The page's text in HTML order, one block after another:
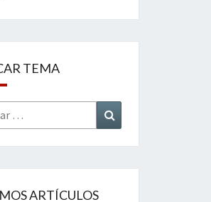
TEMA
ARTÍCULOS